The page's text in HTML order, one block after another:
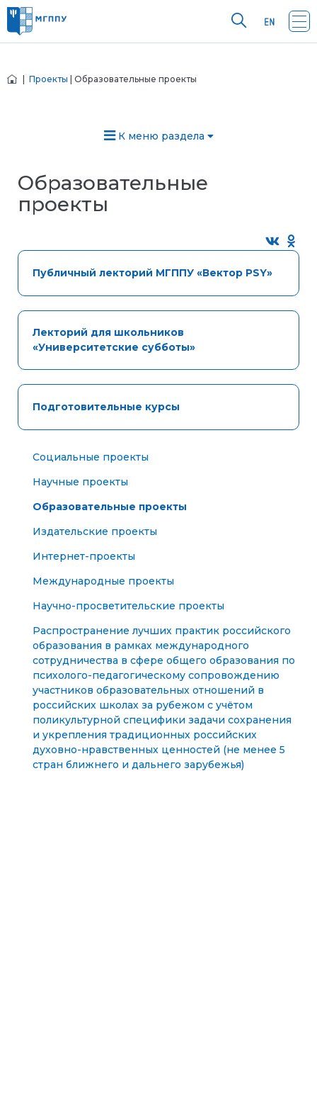
Проекты | Образовательные проекты
К меню раздела
Образовательные
проекты
Публичный лекторий МГППУ «Вектор PSY»
Лекторий для школьников
«Университетские субботы»
Подготовительные курсы
Социальные проекты
Научные проекты
Образовательные проекты
Издательские проекты
Интернет-проекты
Международные проекты
Научно-просветительские проекты
Распространение лучших практик российского
образования в рамках международного
сотрудничества в сфере общего образования по
психолого-педагогическому сопровождению
участников образовательных отношений в
российских школах за рубежом с учётом
поликультурной специфики задачи сохранения
и укрепления традиционных российских
духовно-нравственных ценностей (не менее 5
стран ближнего и дальнего зарубежья)